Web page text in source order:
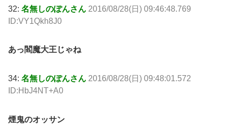
32: 名無しのぽんさん 2016/08/28(日) 09:46:48.769
ID:VY1Qkh8J0
あっ閻魔大王じゃね
34: 名無しのぽんさん 2016/08/28(日) 09:48:01.572
ID:HbJ4NT+A0
煙鬼のオッサン